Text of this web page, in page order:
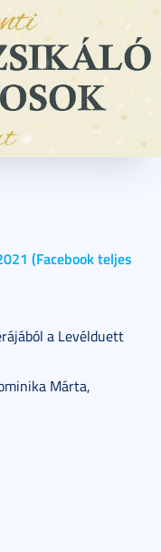
(Facebook teljes
a Levélduett
Márta,